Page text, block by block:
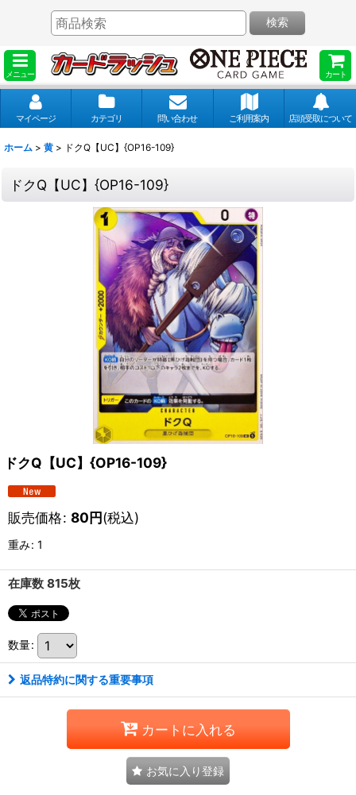
メニュー カート
検索
マイページ カテゴリ 問い合わせ ご利用案内 店頭受取について
ホーム > 黄 > ドクQ【UC】{OP16-109}
ドクQ【UC】{OP16-109}
ドクQ【UC】{OP16-109}
販売価格: 80円(税込)
重み: 1
在庫数 815枚
数量:
返品特約に関する重要事項
カートに入れる
お気に入り登録